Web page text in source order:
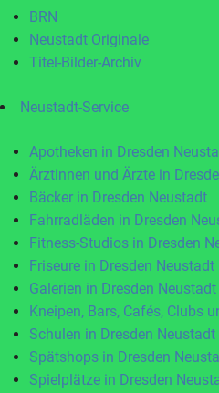
BRN
Neustadt Originale
Titel-Bilder-Archiv
Neustadt-Service
Apotheken in Dresden
Ärztinnen und Ärzte in
Bäcker in Dresden Neustadt
Fahrradläden in Dresden
Fitness-Studios in Dresden
Friseure in Dresden Neustadt
Galerien in Dresden Neustadt
Kneipen, Bars, Cafés, Clubs
Schulen in Dresden Neustadt
Spätshops in Dresden
Spielplätze in Dresden